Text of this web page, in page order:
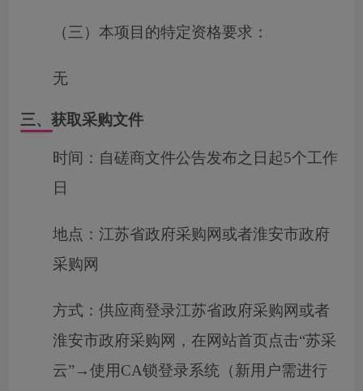
（三）本项目的特定资格要求：
无
三、获取采购文件
时间： 自磋商文件公告发布之日起5个工作
日
地点： 江苏省政府采购网或者淮安市政府
采购网
方式： 供应商登录江苏省政府采购网或者
淮安市政府采购网，在网站首页点击“苏采
云”→使用CA锁登录系统（新用户需进行